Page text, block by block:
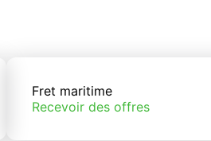
Fret maritime
Recevoir des offres